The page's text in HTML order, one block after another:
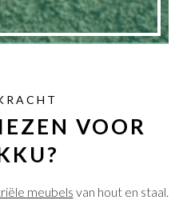
VOOR
meubels van hout en staal.